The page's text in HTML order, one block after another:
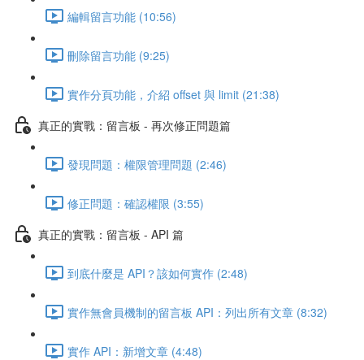
編輯留言功能 (10:56)
刪除留言功能 (9:25)
實作分頁功能，介紹 offset 與 limit (21:38)
真正的實戰：留言板 - 再次修正問題篇
發現問題：權限管理問題 (2:46)
修正問題：確認權限 (3:55)
真正的實戰：留言板 - API 篇
到底什麼是 API？該如何實作 (2:48)
實作無會員機制的留言板 API：列出所有文章 (8:32)
實作 API：新增文章 (4:48)